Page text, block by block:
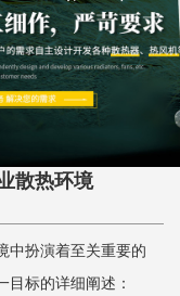
散热环境
扮演着至关重要的
目标的详细阐述：